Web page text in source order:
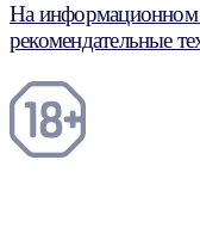
На информационном
рекомендательные